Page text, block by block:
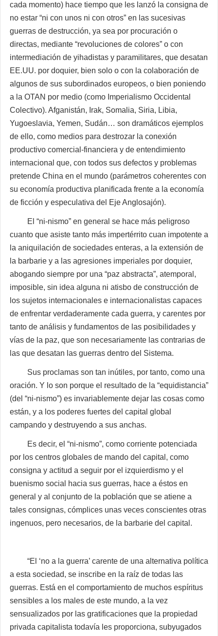
cada momento) hace tiempo que les lanzó la consigna de
no estar “ni con unos ni con otros” en las sucesivas
guerras de destrucción, ya sea por procuración o
directas, mediante “revoluciones de colores” o con
intermediación de yihadistas y paramilitares, que desatan
EE.UU. por doquier, bien solo o con la colaboración de
algunos de sus subordinados europeos, o bien poniendo
a la OTAN por medio (como Imperialismo Occidental
Colectivo). Afganistán, Irak, Somalia, Siria, Libia,
Yugoeslavia, Yemen, Sudán… son dramáticos ejemplos
de ello, como medios para destrozar la conexión
productivo comercial-financiera y de entendimiento
internacional que, con todos sus defectos y problemas
pretende China en el mundo (parámetros coherentes con
su economía productiva planificada frente a la economía
de ficción y especulativa del Eje Anglosajón).
El “ni-nismo” en general se hace más peligroso
cuanto que asiste tanto más impertérrito cuan impotente a
la aniquilación de sociedades enteras, a la extensión de
la barbarie y a las agresiones imperiales por doquier,
abogando siempre por una “paz abstracta”, atemporal,
imposible, sin idea alguna ni atisbo de construcción de
los sujetos internacionales e internacionalistas capaces
de enfrentar verdaderamente cada guerra, y carentes por
tanto de análisis y fundamentos de las posibilidades y
vías de la paz, que son necesariamente las contrarias de
las que desatan las guerras dentro del Sistema.
Sus proclamas son tan inútiles, por tanto, como una
oración. Y lo son porque el resultado de la “equidistancia”
(del “ni-nismo”) es invariablemente dejar las cosas como
están, y a los poderes fuertes del capital global
campando y destruyendo a sus anchas.
Es decir, el “ni-nismo”, como corriente potenciada
por los centros globales de mando del capital, como
consigna y actitud a seguir por el izquierdismo y el
buenismo social hacia sus guerras, hace a éstos en
general y al conjunto de la población que se atiene a
tales consignas, cómplices unas veces conscientes otras
ingenuos, pero necesarios, de la barbarie del capital.
“El ‘no a la guerra’ carente de una alternativa política
a esta sociedad, se inscribe en la raíz de todas las
guerras. Está en el comportamiento de muchos espíritus
sensibles a los males de este mundo, a la vez
sensualizados por las gratificaciones que la propiedad
privada capitalista todavía les proporciona, subyugados